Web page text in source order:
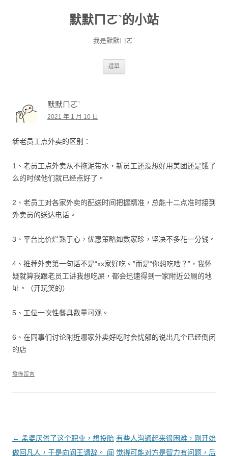
默默ㄇㄛˋ的小站
我是默默ㄇㄛˋ
選單
默默ㄇㄛˋ
2021 年 1 月 10 日
新老员工点外卖的区别：
1、老员工点外卖从不拖泥带水，新员工还没想好用美团还是饿了
么的时候他们就已经点好了。
2、老员工对各家外卖的配送时间把握精准，总能十二点准时接到
外卖员的送达电话。
3、平台比价烂熟于心，优惠策略如数家珍，坚决不多花一分钱。
4、推荐外卖第一句话不是“xx家好吃。”而是“你想吃啥？”，我怀
疑就算我跟老员工讲我想吃屎，都会迅速得到一家附近公厕的地
址。（开玩笑的）
5、工位一次性餐具数量可观。
6、在同事们讨论附近哪家外卖好吃时会忧郁的说出几个已经倒闭
的店
發佈留言
文章導覽
← 孟婆厌倦了这个职业，想投胎
做回凡人，于是向阎王请辞。 阎
有些人沟通起来很困难，刚开始
觉得可能对方是智力有问题，后